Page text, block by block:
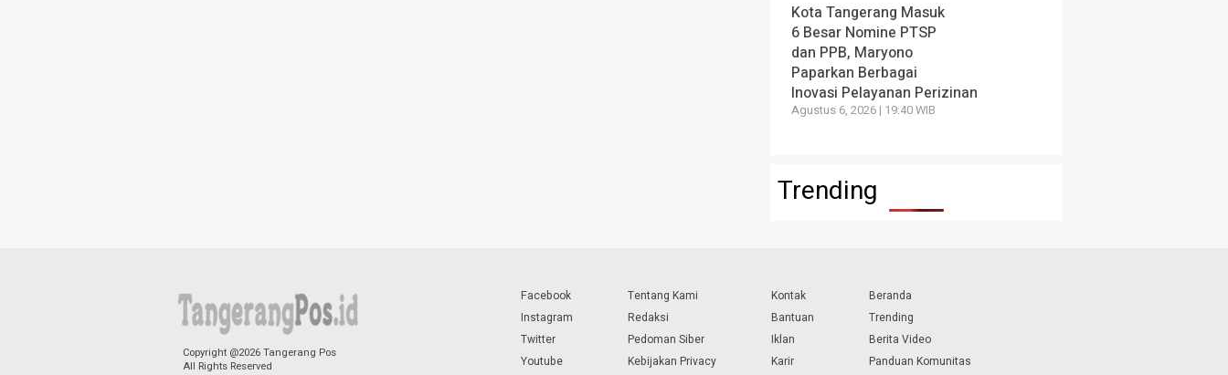
Kota Tangerang Masuk
6 Besar Nomine PTSP
dan PPB, Maryono
Paparkan Berbagai
Inovasi Pelayanan Perizinan
Agustus 6, 2026 | 19:40 WIB
Trending
Copyright @2026 Tangerang Pos
All Rights Reserved
Facebook
Instagram
Twitter
Youtube
Tentang Kami
Redaksi
Pedoman Siber
Kebijakan Privacy
Kontak
Bantuan
Iklan
Karir
Beranda
Trending
Berita Video
Panduan Komunitas